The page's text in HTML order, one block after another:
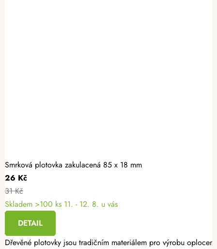
Smrková plotovka zakulacená 85 x 18 mm
26 Kč
31 Kč
Skladem >100 ks 11. - 12. 8. u vás
DETAIL
Dřevěné plotovky jsou tradičním materiálem pro výrobu